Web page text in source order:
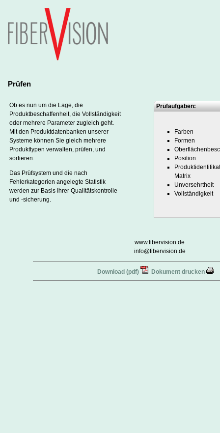
Prüfen
Ob es nun um die Lage, die
Produktbeschaffenheit, die Vollständigkeit
oder mehrere Parameter zugleich geht.
Mit den Produktdatenbanken unserer
Systeme können Sie gleich mehrere
Produkttypen verwalten, prüfen, und
sortieren.
Das Prüfsystem und die nach
Fehlerkategorien angelegte Statistik
werden zur Basis Ihrer Qualitätskontrolle
und -sicherung.
Prüfaufgaben:
Farben
Formen
Position
Matrix
Unversehrtheit
Vollständigkeit
www.fibervision.de
info@fibervision.de
Download (pdf) Dokument drucken